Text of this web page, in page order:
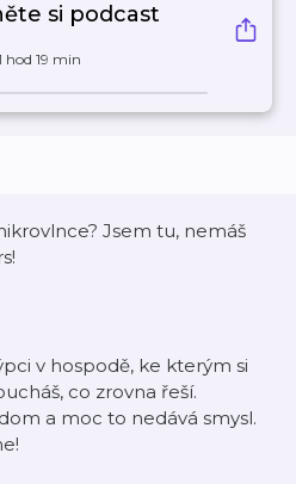
si podcast
hod 19 min
Jsem tu, nemáš
v hospodě, ke kterým si
co zrovna řeší.
a moc to nedává smysl.